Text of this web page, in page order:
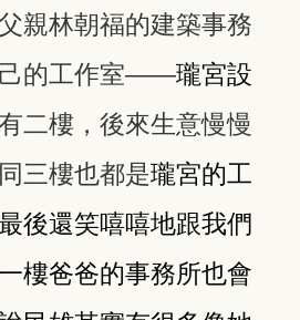
親林朝福的建築事務
己的工作室——瓏宮設
二樓，後來生意慢慢
三樓也都是瓏宮的工
後還笑嘻嘻地跟我們
樓爸爸的事務所也會